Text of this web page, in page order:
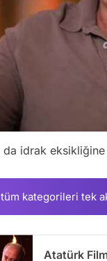
da idrak
tüm kategorileri tek
Atatürk